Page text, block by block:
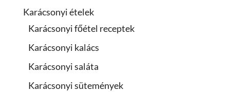
Karácsonyi ételek
Karácsonyi főétel receptek
Karácsonyi kalács
Karácsonyi saláta
Karácsonyi sütemények